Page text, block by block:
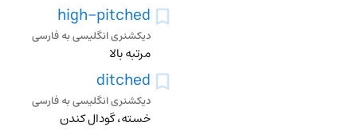
high-pitched
دیکشنری انگلیسی به فارسی
مرتبه بالا
ditched
دیکشنری انگلیسی به فارسی
خسته، گودال کندن